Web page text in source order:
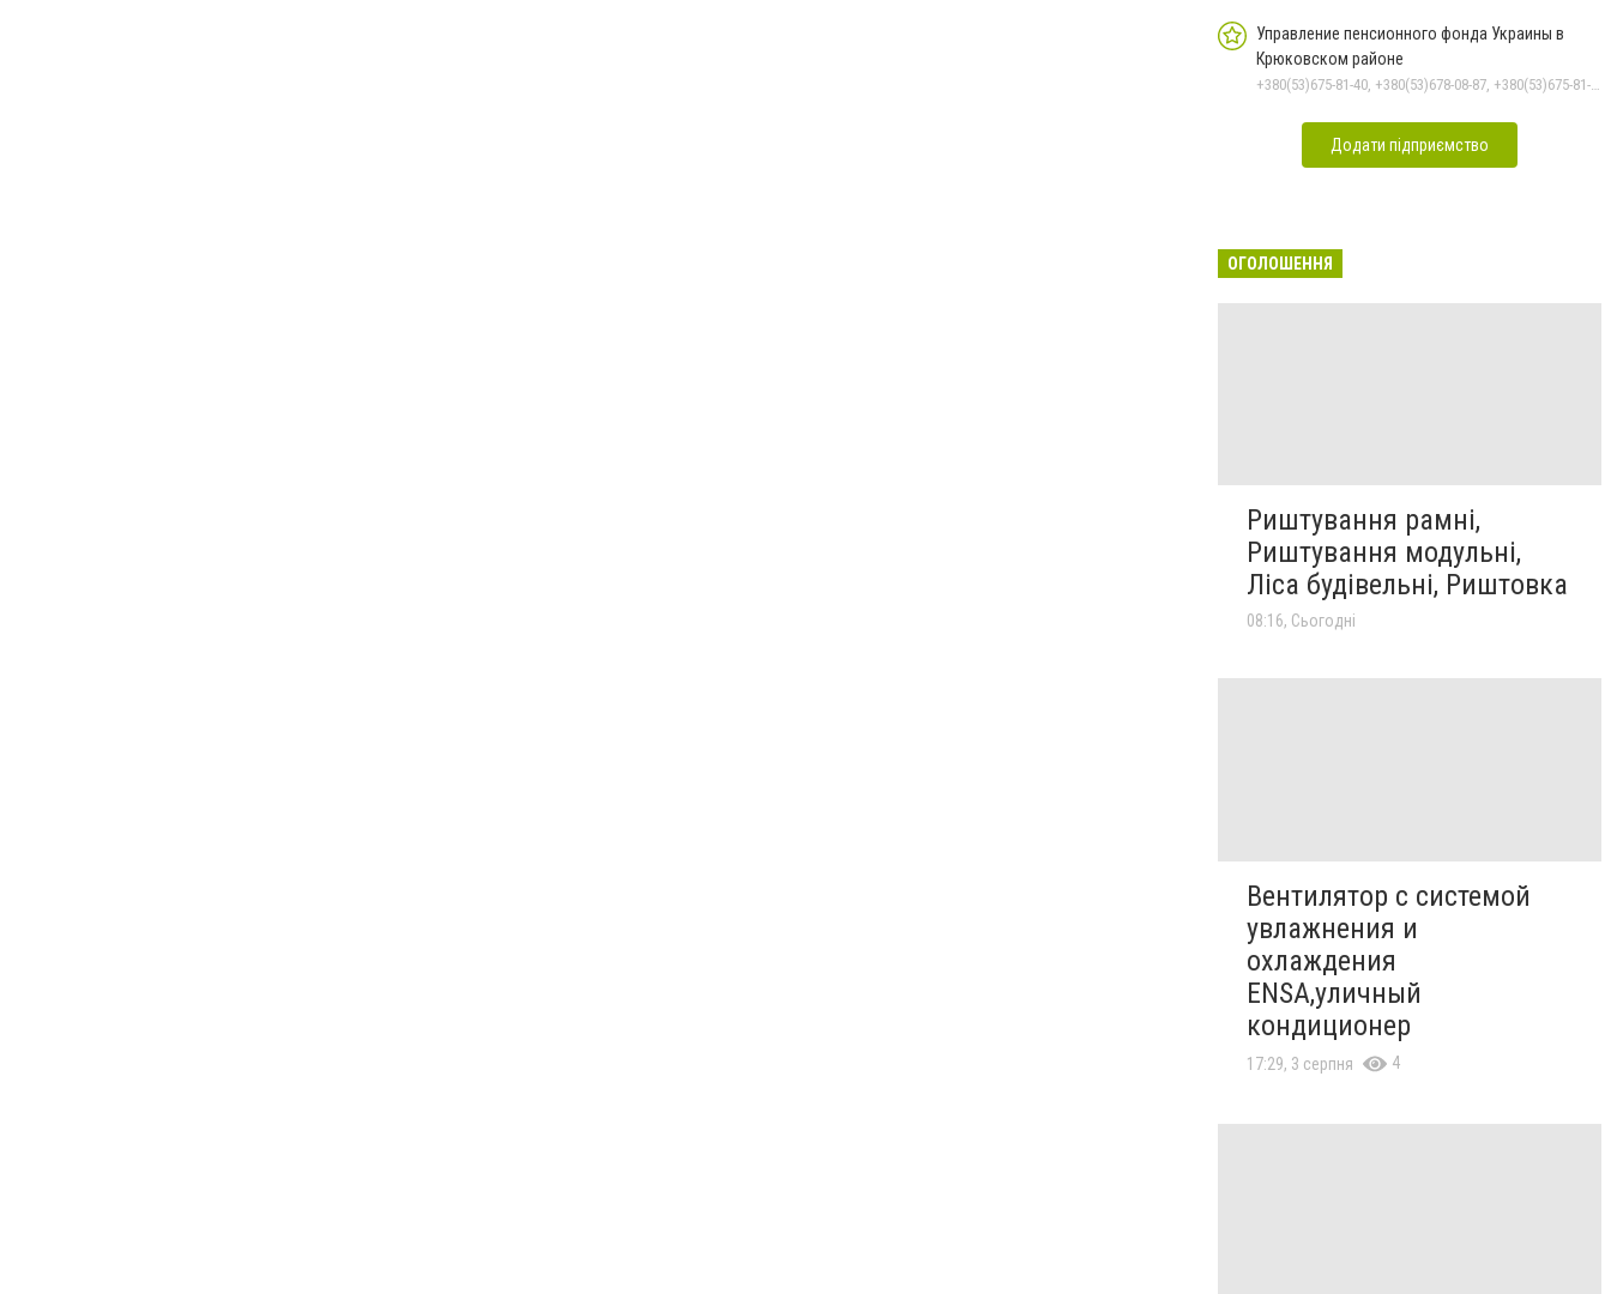
Управление пенсионного фонда Украины в
Крюковском районе
+380(53)675-81-40, +380(53)678-08-87, +380(53)675-81-31, +380(53)675-81-38, +380(53)675-81-33, +380(53)675-81-32, +380(53)678-09-01, +380(53)675-81-37
Додати підприємство
ОГОЛОШЕННЯ
Риштування рамні,
Риштування модульні,
Ліса будівельні, Риштовка
08:16, Сьогодні
Вентилятор с системой
увлажнения и
охлаждения
ENSA,уличный
кондиционер
17:29, 3 серпня 4